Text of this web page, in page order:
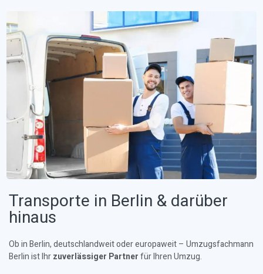
Transporte in Berlin & darüber
hinaus
Ob in Berlin, deutschlandweit oder europaweit – Umzugsfachmann
Berlin ist Ihrzuverlässiger Partnerfür Ihren Umzug.